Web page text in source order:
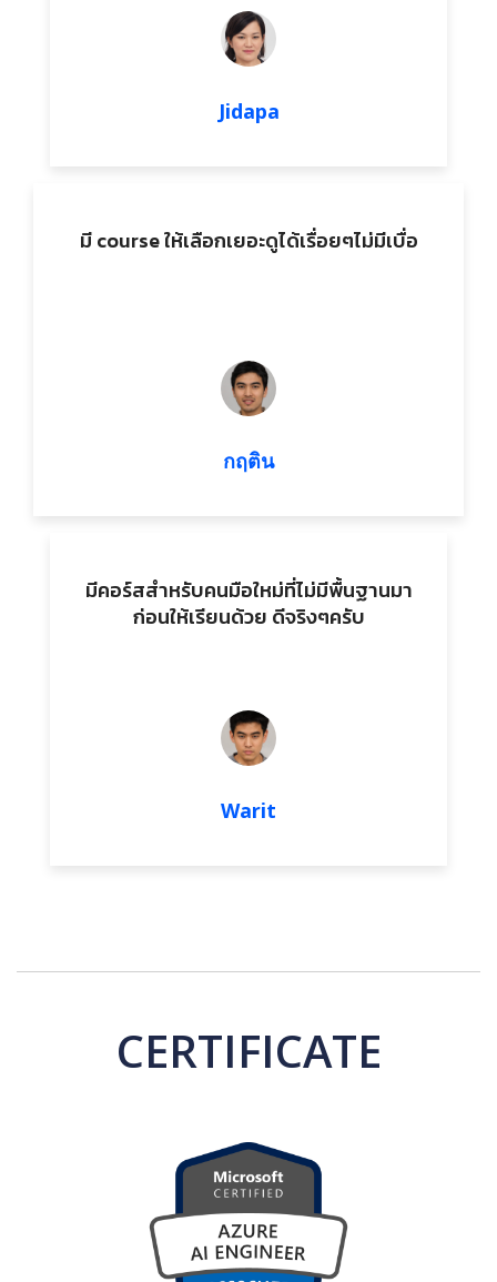
Jidapa
มี course ให้เลือกเยอะดูได้เรื่อยๆไม่มีเบื่อ
กฤติน
มีคอร์สสำหรับคนมือใหม่ที่ไม่มีพื้นฐานมา
ก่อนให้เรียนด้วย ดีจริงๆครับ
Warit
CERTIFICATE